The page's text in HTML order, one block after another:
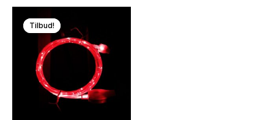
var:
er:
Tilbud!
Tilbud!